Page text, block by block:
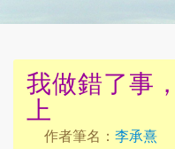
我做錯了事
上
作者筆名： 李承熹